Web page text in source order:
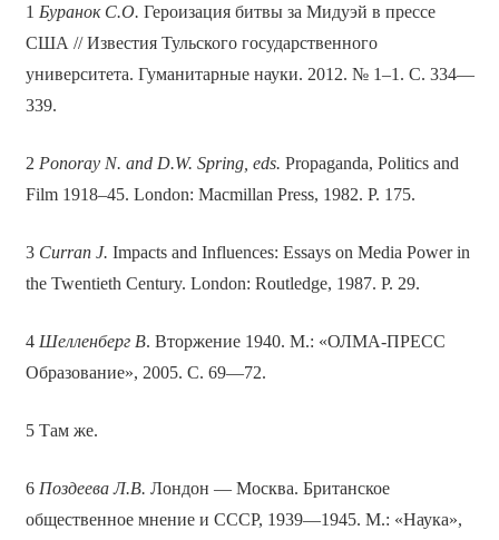
1 Буранок С.О. Героизация битвы за Мидуэй в прессе
США // Известия Тульского государственного
университета. Гуманитарные науки. 2012. № 1–1. С. 334—
339.
2 Ponoray N. and D.W. Spring, eds. Propaganda, Politics and
Film 1918–45. London: Macmillan Press, 1982. P. 175.
3 Curran J. Impacts and Influences: Essays on Media Power in
the Twentieth Century. London: Routledge, 1987. P. 29.
4 Шелленберг В. Вторжение 1940. М.: «ОЛМА-ПРЕСС
Образование», 2005. С. 69—72.
5 Там же.
6 Поздеева Л.В. Лондон — Москва. Британское
общественное мнение и СССР, 1939—1945. М.: «Наука»,